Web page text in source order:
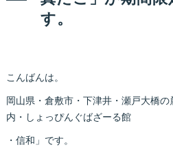
す。
こんばんは。
岡山県・倉敷市・下津井・瀬戸大橋
内・しょっぴんぐばざーる館
・信和」です。